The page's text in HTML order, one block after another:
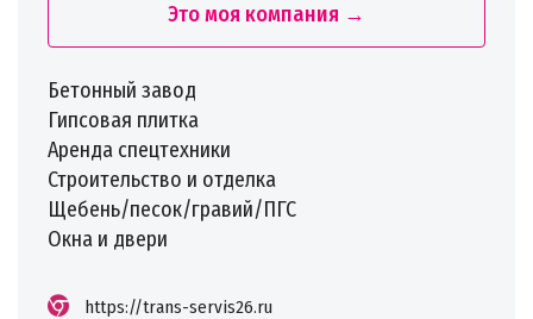
Это моя компания →
Бетонный завод
Гипсовая плитка
Аренда спецтехники
Строительство и отделка
Щебень/песок/гравий/ПГС
Окна и двери
https://trans-servis26.ru